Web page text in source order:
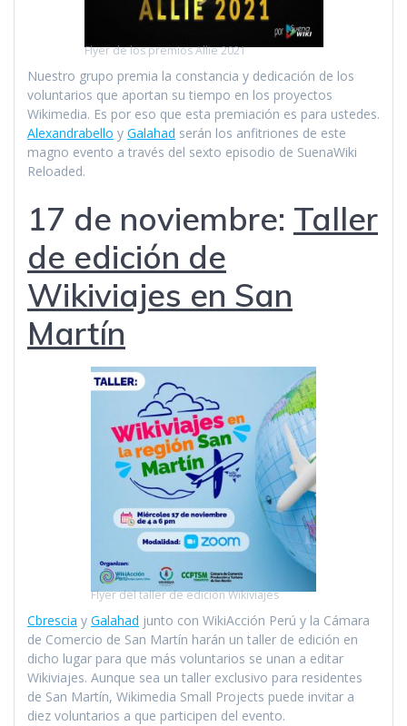
Flyer de los premios Allie 2021
Nuestro grupo premia la constancia y dedicación de los
voluntarios que aportan su tiempo en los proyectos
Wikimedia. Es por eso que esta premiación es para ustedes.
Alexandrabello y Galahad serán los anfitriones de este
magno evento a través del sexto episodio de SuenaWiki
Reloaded.
17 de noviembre: Taller
de edición de
Wikiviajes en San
Martín
Flyer del taller de edición Wikiviajes
Cbrescia y Galahad junto con WikiAcción Perú y la Cámara
de Comercio de San Martín harán un taller de edición en
dicho lugar para que más voluntarios se unan a editar
Wikiviajes. Aunque sea un taller exclusivo para residentes
de San Martín, Wikimedia Small Projects puede invitar a
diez voluntarios a que participen del evento.